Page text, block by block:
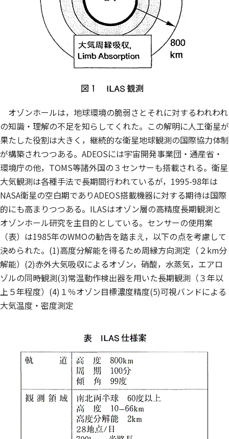
オゾンホールは，地球環境の脆弱さとそれに対するわれわれ
の知識・理解の不足を知らしてくれた。この解明に人工衛星が
果たした役割は大きく，継続的な衛星地球観測の国際協力体制
が構築されつつある。ADEOSには宇宙開発事業団・通産省・
環境庁の他，TOMS等諸外国の３センサーも搭載される。衛星
大気観測は各種手法で長期間行われているが，1995-98年は
NASA衛星の空白期でありADEOS搭載機器に対する期待は国際
的にも高まりつつある。ILASはオゾン層の高精度長期観測と
オゾンホール研究を主目的としている。センサーの使用案
（表）は1985年のWMOの勧告を踏まえ，以下の点を考慮して
決められた。(1)高度分解能を得るため周縁方向測定（２km分
解能）(2)赤外大気吸収によるオゾン，硝酸，水蒸気，エアロ
ゾルの同時観測(3)常温動作検出器を用いた長期観測（３年以
上５年程度）(4)１％オゾン目標濃度精度(5)可視バンドによる
大気温度・密度測定